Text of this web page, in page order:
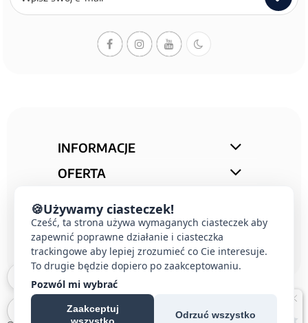
newslettera
INFORMACJE
OFERTA
KONTAKT
🍪Używamy ciasteczek!
Cześć, ta strona używa wymaganych ciasteczek aby
zapewnić poprawne działanie i ciasteczka
trackingowe aby lepiej zrozumieć co Cie interesuje.
To drugie będzie dopiero po zaakceptowaniu.
Pozwól mi wybrać
Zaakceptuj
Odrzuć wszystko